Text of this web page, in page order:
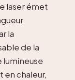
laser émet
la
de la
en chaleur,